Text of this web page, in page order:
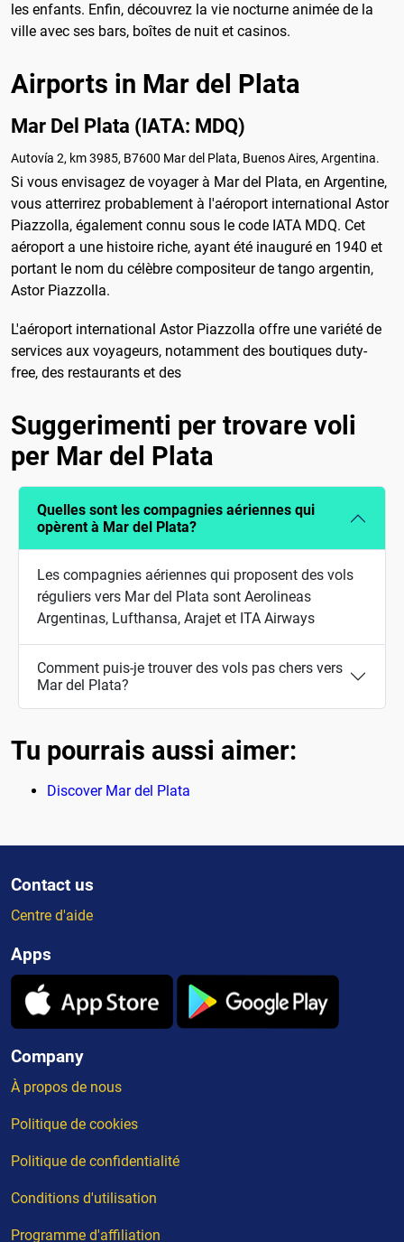
les enfants. Enfin, découvrez la vie nocturne animée de la
ville avec ses bars, boîtes de nuit et casinos.
Airports in Mar del Plata
Mar Del Plata (IATA: MDQ)
Autovía 2, km 3985, B7600 Mar del Plata, Buenos Aires, Argentina.
Si vous envisagez de voyager à Mar del Plata, en Argentine,
vous atterrirez probablement à l'aéroport international Astor
Piazzolla, également connu sous le code IATA MDQ. Cet
aéroport a une histoire riche, ayant été inauguré en 1940 et
portant le nom du célèbre compositeur de tango argentin,
Astor Piazzolla.
L'aéroport international Astor Piazzolla offre une variété de
services aux voyageurs, notamment des boutiques duty-
free, des restaurants et des
Suggerimenti per trovare voli
per Mar del Plata
Quelles sont les compagnies aériennes qui
opèrent à Mar del Plata?
Les compagnies aériennes qui proposent des vols
réguliers vers Mar del Plata sont Aerolineas
Argentinas, Lufthansa, Arajet et ITA Airways
Comment puis-je trouver des vols pas chers vers
Mar del Plata?
Tu pourrais aussi aimer:
Discover Mar del Plata
Contact us
Centre d'aide
Apps
Company
À propos de nous
Politique de cookies
Politique de confidentialité
Conditions d'utilisation
Programme d'affiliation